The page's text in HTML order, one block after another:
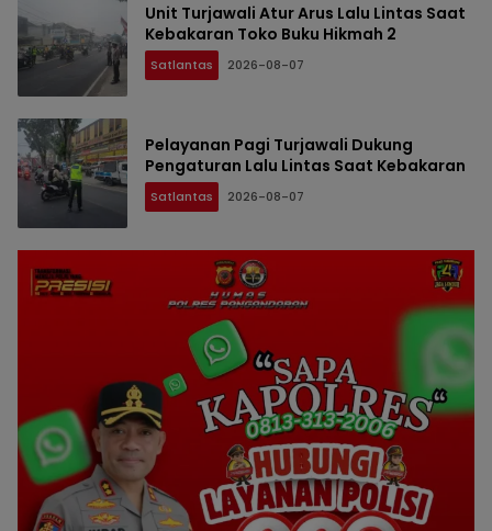
Unit Turjawali Atur Arus Lalu Lintas Saat
Kebakaran Toko Buku Hikmah 2
Satlantas 2026-08-07
Pelayanan Pagi Turjawali Dukung
Pengaturan Lalu Lintas Saat Kebakaran
Satlantas 2026-08-07